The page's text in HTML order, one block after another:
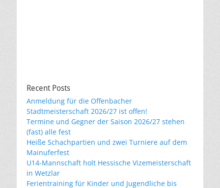
Recent Posts
Anmeldung für die Offenbacher
Stadtmeisterschaft 2026/27 ist offen!
Termine und Gegner der Saison 2026/27 stehen
(fast) alle fest
Heiße Schachpartien und zwei Turniere auf dem
Mainuferfest
U14-Mannschaft holt Hessische Vizemeisterschaft
in Wetzlar
Ferientraining für Kinder und Jugendliche bis